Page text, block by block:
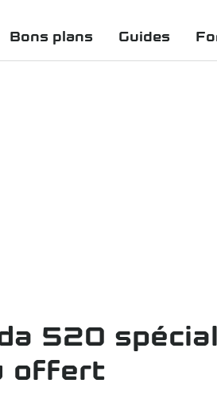
Bons plans Guides
520
offert